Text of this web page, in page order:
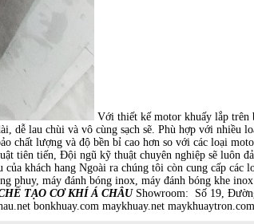
Với thiết kế motor khuấy lắp trên
dễ lau chùi và vô cùng sạch sẽ. Phù hợp với nhiều
chất lượng và độ bền bỉ cao hơn so với các loại
tiên tiến, Đội ngũ kỹ thuật chuyên nghiệp sẽ luôn
khách hang Ngoài ra chúng tôi còn cung cấp các
phuy, máy đánh bóng inox, máy đánh bóng khe
TẠO CƠ KHÍ Á CHÂUShowroom: Số 19,
bonkhuay.com maykhuay.net maykhuaytron.com